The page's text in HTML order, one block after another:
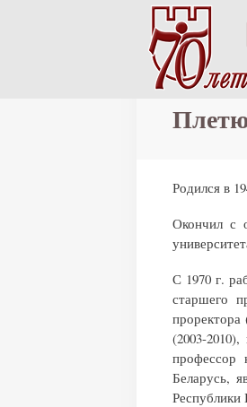
Главное меню
Родился в
Окончил с
С 1970 г.
старшего
(2003-
профессор
Беларусь,
Республики